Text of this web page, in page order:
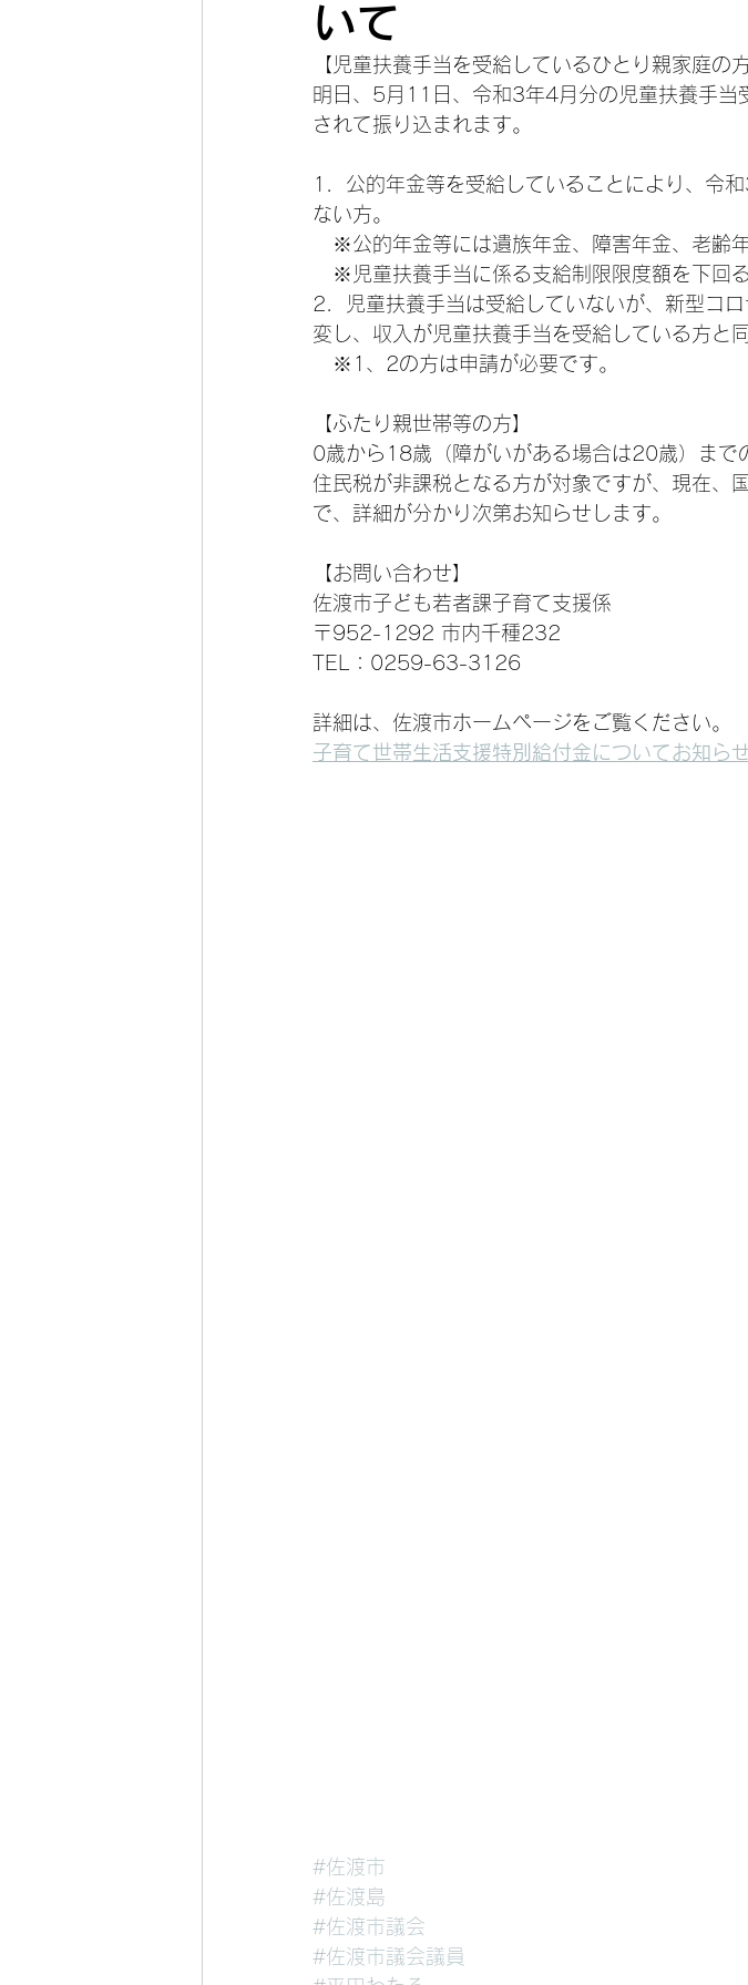
いて
【児童扶養手当を受給しているひとり親家庭の方
明日、5月11日、令和3年4月分の児童扶養手
されて振り込まれます。
1．公的年金等を受給していることにより、令
ない方。
※公的年金等には遺族年金、障害年金、老齢
※児童扶養手当に係る支給制限限度額を下回る
2．児童扶養手当は受給していないが、新型コ
変し、収入が児童扶養手当を受給している方と
※1、2の方は申請が必要です。
【ふたり親世帯等の方】
0歳から18歳（障がいがある場合は20歳）まで
住民税が非課税となる方が対象ですが、現在、
で、詳細が分かり次第お知らせします。
【お問い合わせ】
佐渡市子ども若者課子育て支援係
〒952-1292 市内千種232
TEL：0259-63-3126
詳細は、佐渡市ホームページをご覧ください。
子育て世帯生活支援特別給付金についてお知ら
#佐渡市
#佐渡島
#佐渡市議会
#佐渡市議会議員